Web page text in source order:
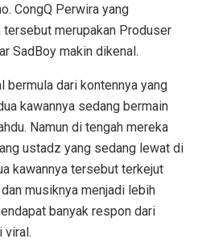
CongQ Perwira yang
merupakan Produser
SadBoy makin dikenal.
dari kontennya yang
kawannya sedang bermain
Namun di tengah mereka
ustadz yang sedang lewat di
kawannya tersebut terkejut
musiknya menjadi lebih
banyak respon dari
viral.